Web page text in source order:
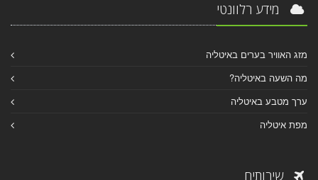
מידע רלוונטי
מזג האוויר בערים באיטליה
מה השעה באיטליה?
ערך מטבע באיטליה
מפת איטליה
שירותים